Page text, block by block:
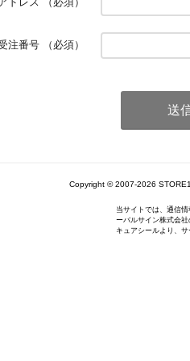
注番号 （必須）
Copyright © 2007-2026
当サイトでは、通信
ーバルサイン株式会
キュアシールより、